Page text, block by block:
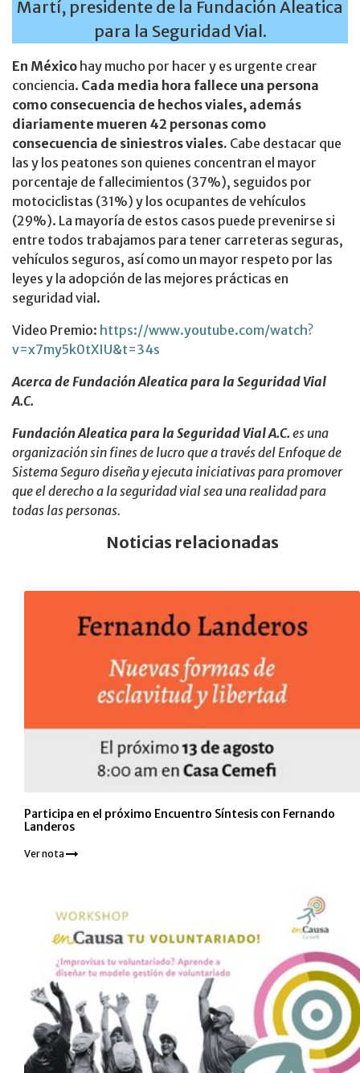
Martí, presidente de la Fundación Aleatica
para la Seguridad Vial.
En México hay mucho por hacer y es urgente crear
conciencia. Cada media hora fallece una persona
como consecuencia de hechos viales, además
diariamente mueren 42 personas como
consecuencia de siniestros viales. Cabe destacar que
las y los peatones son quienes concentran el mayor
porcentaje de fallecimientos (37%), seguidos por
motociclistas (31%) y los ocupantes de vehículos
(29%). La mayoría de estos casos puede prevenirse si
entre todos trabajamos para tener carreteras seguras,
vehículos seguros, así como un mayor respeto por las
leyes y la adopción de las mejores prácticas en
seguridad vial.
Video Premio: https://www.youtube.com/watch?
v=x7my5k0tXIU&t=34s
Acerca de Fundación Aleatica para la Seguridad Vial
A.C.
Fundación Aleatica para la Seguridad Vial A.C. es una
organización sin fines de lucro que a través del Enfoque de
Sistema Seguro diseña y ejecuta iniciativas para promover
que el derecho a la seguridad vial sea una realidad para
todas las personas.
Noticias relacionadas
Participa en el próximo Encuentro Síntesis con Fernando
Landeros
Ver nota